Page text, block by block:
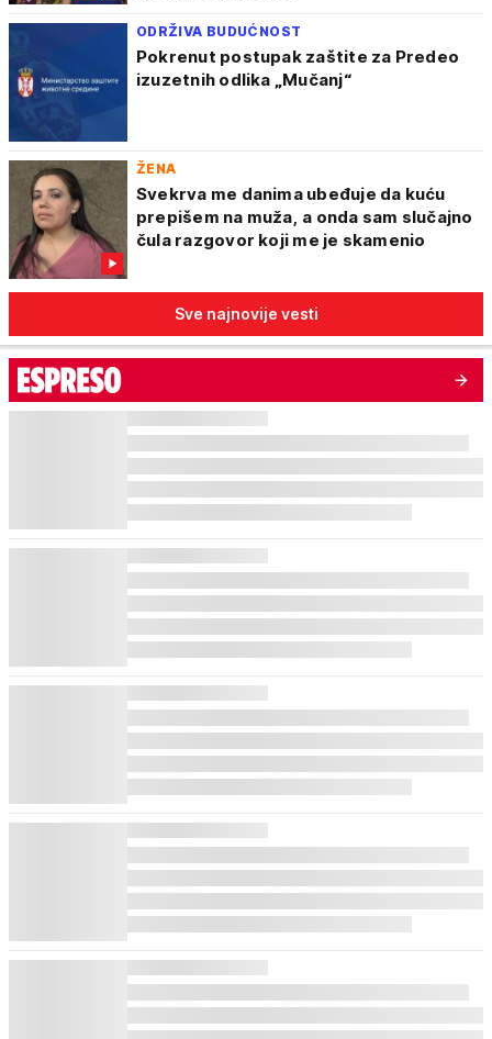
ODRŽIVA BUDUĆNOST
Pokrenut postupak zaštite za Predeo
izuzetnih odlika „Mučanj“
ŽENA
Svekrva me danima ubeđuje da kuću
prepišem na muža, a onda sam slučajno
čula razgovor koji me je skamenio
Sve najnovije vesti